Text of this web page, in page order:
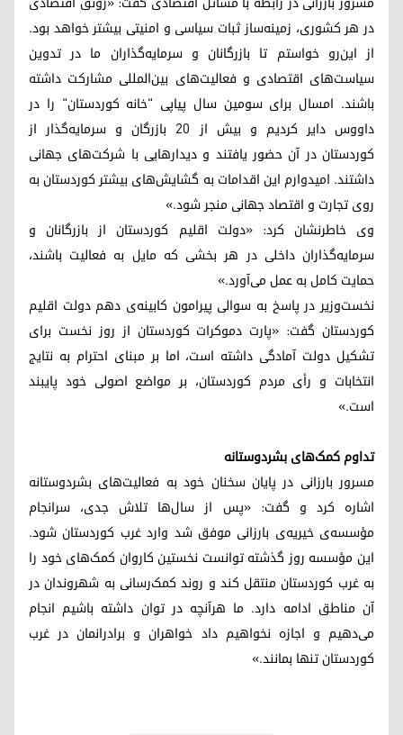
در هر کشوری، زمینه‌ساز ثبات سیاسی و امنیتی بیشتر خواهد بود.
از این‌رو خواستم تا بازرگانان و سرمایه‌گذاران ما در تدوین
سیاست‌های اقتصادی و فعالیت‌های بین‌المللی مشارکت داشته
باشند. امسال برای سومین سال پیاپی "خانه کوردستان" را در
داووس دایر کردیم و بیش از ۲۰ بازرگان و سرمایه‌گذار از
کوردستان در آن حضور یافتند و دیدارهایی با شرکت‌های جهانی
داشتند. امیدوارم این اقدامات به گشایش‌های بیشتر کوردستان به
روی تجارت و اقتصاد جهانی منجر شود.»
وی خاطرنشان کرد: «دولت اقلیم کوردستان از بازرگانان و
سرمایه‌گذاران داخلی در هر بخشی که مایل به فعالیت باشند،
حمایت کامل به عمل می‌آورد.»
نخست‌وزیر در پاسخ به سوالی پیرامون کابینه‌ی دهم دولت اقلیم
کوردستان گفت: «پارت دموکرات کوردستان از روز نخست برای
تشکیل دولت آمادگی داشته است، اما بر مبنای احترام به نتایج
انتخابات و رأی مردم کوردستان، بر مواضع اصولی خود پایبند
است.»
تداوم کمک‌های بشردوستانه
مسرور بارزانی در پایان سخنان خود به فعالیت‌های بشردوستانه
اشاره کرد و گفت: «پس از سال‌ها تلاش جدی، سرانجام
مؤسسه‌ی خیریه‌ی بارزانی موفق شد وارد غرب کوردستان شود.
این مؤسسه روز گذشته توانست نخستین کاروان کمک‌های خود را
به غرب کوردستان منتقل کند و روند کمک‌رسانی به شهروندان در
آن مناطق ادامه دارد. ما هرآنچه در توان داشته باشیم انجام
می‌دهیم و اجازه نخواهیم داد خواهران و برادرانمان در غرب
کوردستان تنها بمانند.»